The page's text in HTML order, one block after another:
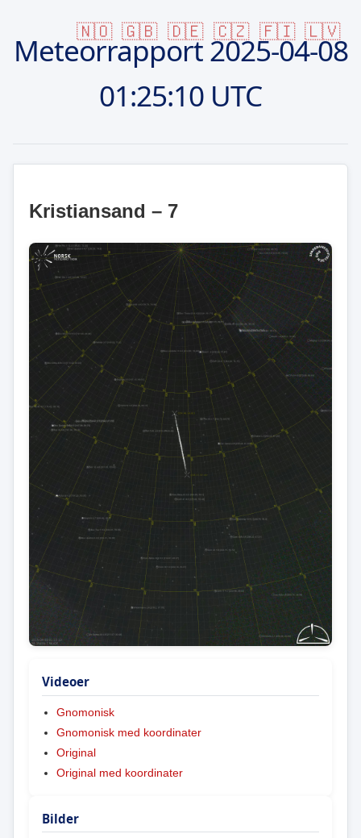
🇳🇴 🇬🇧 🇩🇪 🇨🇿 🇫🇮 🇱🇻
Meteorrapport2025-04-08
01:25:10 UTC
Kristiansand – 7
Videoer
Gnomonisk
Gnomonisk med koordinater
Original
Original med koordinater
Bilder